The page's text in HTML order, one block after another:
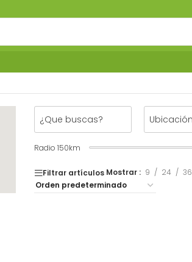
Radio 150km
Filtrar artículos Mostrar 9 24 36